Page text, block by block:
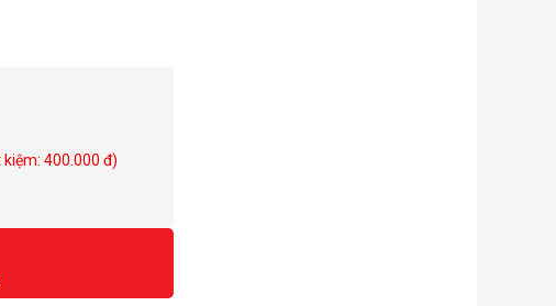
kiệm: 400.000 đ)